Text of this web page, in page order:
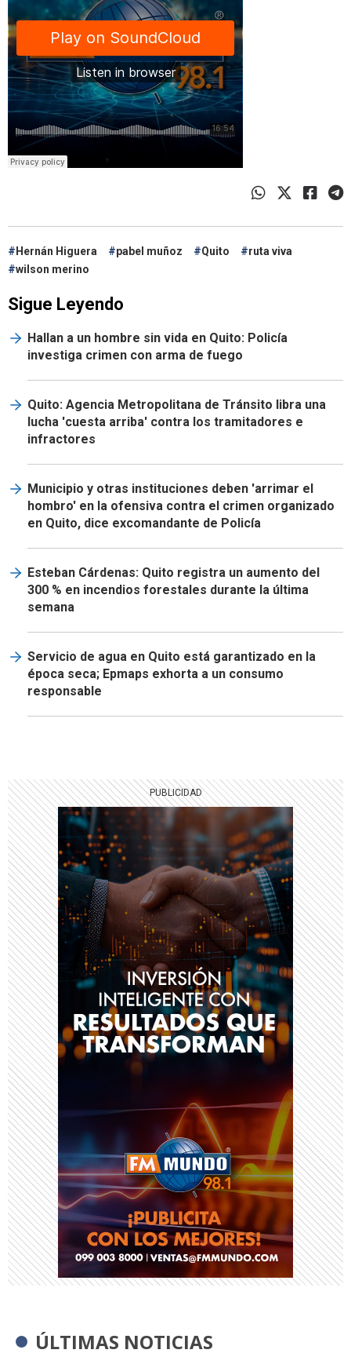
Hernán Higuera pabel muñoz Quito
ruta viva
wilson merino
Sigue Leyendo
Hallan a un hombre sin vida en Quito: Policía
investiga crimen con arma de fuego
Quito: Agencia Metropolitana de Tránsito libra una
lucha 'cuesta arriba' contra los tramitadores e
infractores
Municipio y otras instituciones deben 'arrimar el
hombro' en la ofensiva contra el crimen organizado
en Quito, dice excomandante de Policía
Esteban Cárdenas: Quito registra un aumento del
300 % en incendios forestales durante la última
semana
Servicio de agua en Quito está garantizado en la
época seca; Epmaps exhorta a un consumo
responsable
ÚLTIMAS NOTICIAS